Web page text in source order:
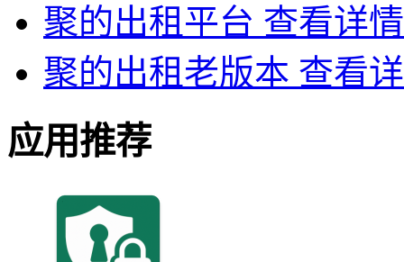
聚的出租平台 查看详情
聚的出租老版本 查看
应用推荐